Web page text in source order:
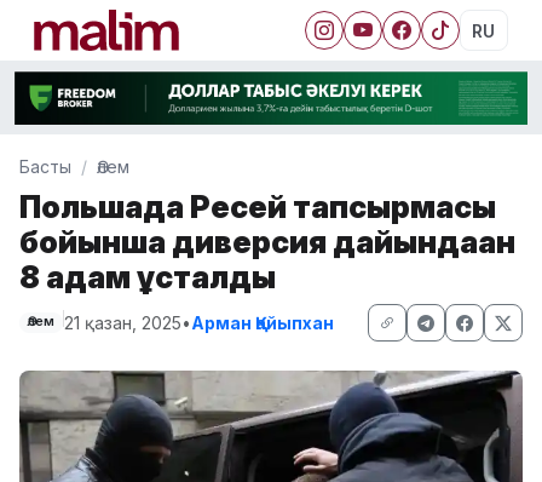
RU
Басты Әлем
Польшада Ресей тапсырмасы
бойынша диверсия дайындаған
8 адам ұсталды
Әлем 21 қазан, 2025•Арман Қайыпхан